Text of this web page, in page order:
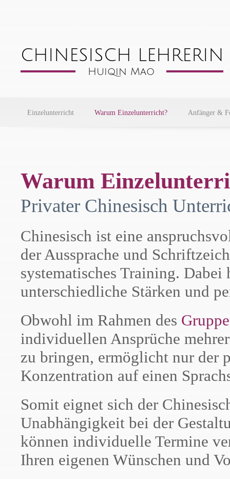
Einzelunterricht Warum Einzelunterricht? Anfänger &
Warum
Privater Chinesisch
Chinesisch ist eine
der Aussprache und
systematisches Training.
unterschiedliche Stärken und
Obwohl im Rahmen des
individuellen Ansprüche
zu bringen, ermöglicht nur der
Konzentration auf einen
Somit eignet sich der
Unabhängigkeit bei der
können individuelle Termine
Ihren eigenen Wünschen und